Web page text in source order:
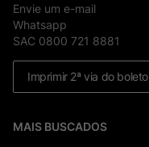
Envie um e-mail
Whatsapp
SAC 0800 721 8881
Imprimir 2ª via do boleto
MAIS BUSCADOS